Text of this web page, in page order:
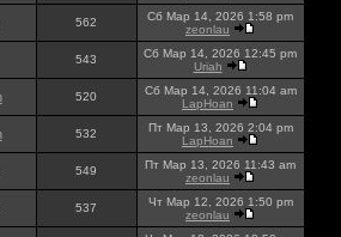
562
Сб Мар 14, 2026 1:58 pm
zeonlau
543
Сб Мар 14, 2026 12:45 pm
Uriah
520
Сб Мар 14, 2026 11:04 am
LapHoan
532
Пт Мар 13, 2026 2:04 pm
LapHoan
549
Пт Мар 13, 2026 11:43 am
zeonlau
537
Чт Мар 12, 2026 1:50 pm
zeonlau